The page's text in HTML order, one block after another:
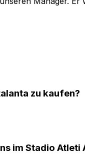
zu kaufen?
im Stadio